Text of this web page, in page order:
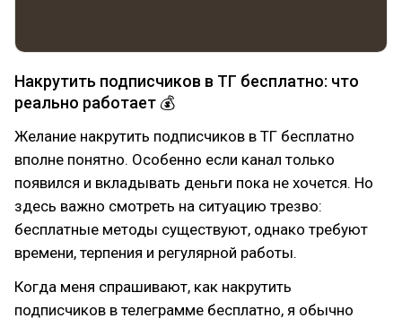
Накрутить подписчиков в ТГ бесплатно: что
реально работает 💰
Желание накрутить подписчиков в ТГ бесплатно
вполне понятно. Особенно если канал только
появился и вкладывать деньги пока не хочется. Но
здесь важно смотреть на ситуацию трезво:
бесплатные методы существуют, однако требуют
времени, терпения и регулярной работы.
Когда меня спрашивают, как накрутить
подписчиков в телеграмме бесплатно, я обычно